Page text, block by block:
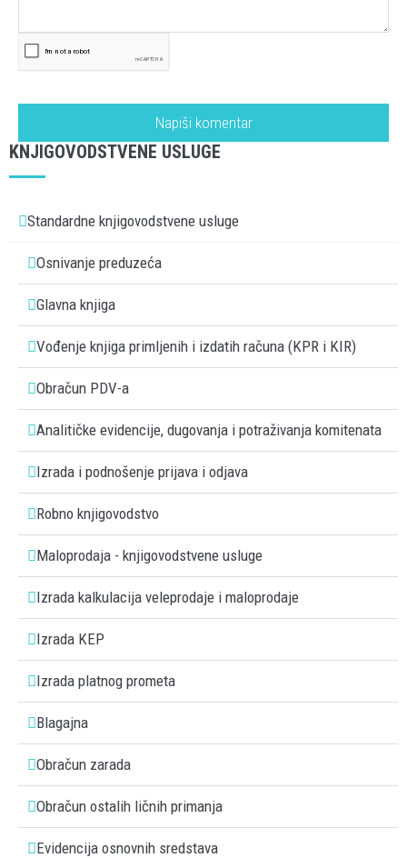
KNJIGOVODSTVENE USLUGE
Standardne knjigovodstvene usluge
Osnivanje preduzeća
Glavna knjiga
Vođenje knjiga primljenih i izdatih računa (KPR i KIR)
Obračun PDV-a
Analitičke evidencije, dugovanja i potraživanja komitenata
Izrada i podnošenje prijava i odjava
Robno knjigovodstvo
Maloprodaja - knjigovodstvene usluge
Izrada kalkulacija veleprodaje i maloprodaje
Izrada KEP
Izrada platnog prometa
Blagajna
Obračun zarada
Obračun ostalih ličnih primanja
Evidencija osnovnih sredstava